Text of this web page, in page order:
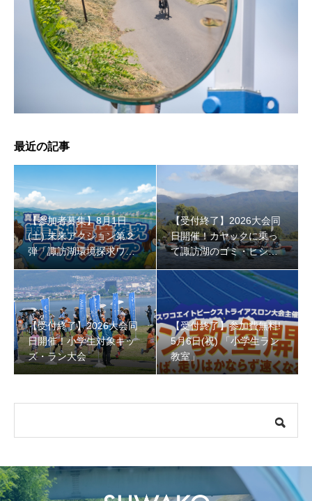
【受付終了】2026大会同日開催！小学生対象キッズ・ラ
【受付終了】参加費無料! 5月6日(祝) 「小学生ラン教室」
最近の記事
【参加者募集】8月1日
(土) 未来アクション第２
弾「諏訪湖環境探求ワー
クショップ」小学４年生
から！
【受付終了】2026大会同
日開催！カヤックに乗っ
て諏訪湖のゴミ・ヒシを
回収しよう！
【受付終了】2026大会同
日開催！小学生対象キッ
ズ・ラン大会
【受付終了】参加費無料!
5月6日(祝) 「小学生ラン
教室」